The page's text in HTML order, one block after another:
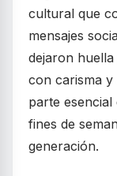
cultural que
mensajes
dejaron
con carisma y
parte
fines de
generación.